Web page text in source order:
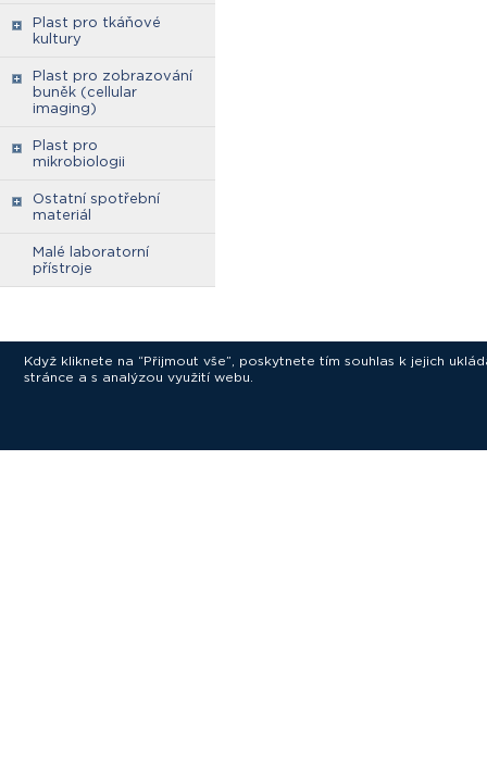
Plast pro tkáňové
kultury
Plast pro zobrazování
buněk (cellular
imaging)
Plast pro
mikrobiologii
Ostatní spotřební
materiál
Malé laboratorní
přístroje
Když kliknete na “Přijmout vše”, poskytnete tím souhlas k jejich
stránce a s analýzou využití webu.